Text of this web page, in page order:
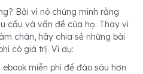
Bởi vì nó chứng minh rằng
cầu và vấn đề của họ. Thay vì
chán, hãy chia sẻ những bài
có giá trị. Ví dụ:
ebook miễn phí để đào sâu hơn